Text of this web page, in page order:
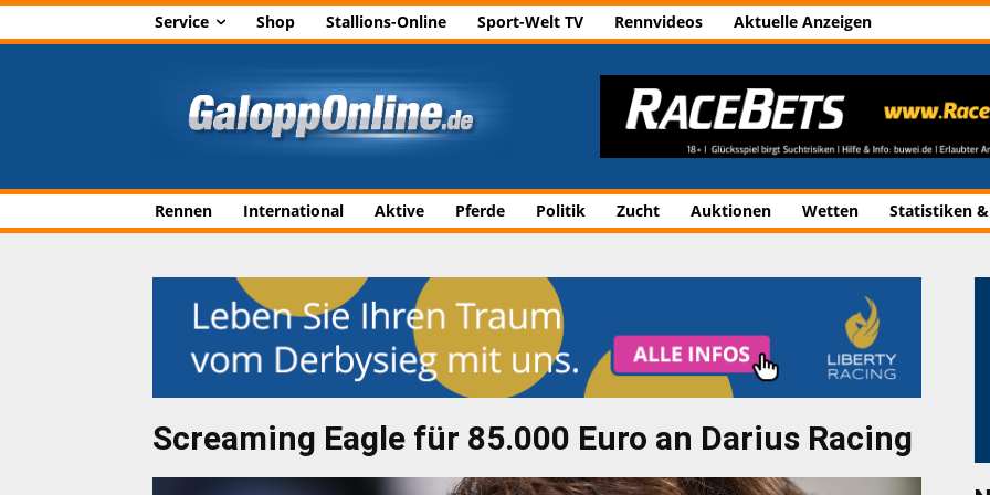
Service Shop Stallions-Online Sport-Welt TV Rennvideos Aktuelle Anzeigen
Rennen International Aktive Pferde Politik Zucht Auktionen Wetten Statistiken
Screaming Eagle für 85.000 Euro an Darius Racing